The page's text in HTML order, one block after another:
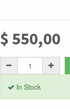
$ 550,00
In Stock